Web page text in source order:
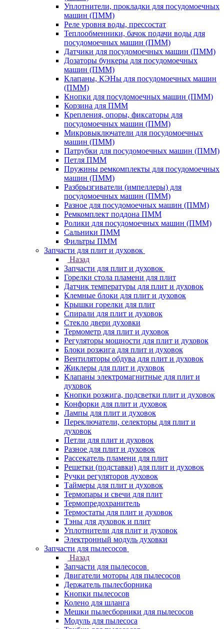
Уплотнители, прокладки для посудомоечных
машин (ПММ)
Реле уровня воды, прессостат
Теплообменники, бачок подачи воды для
посудомоечных машин (ПММ)
Датчики для посудомоечных машин (ПММ)
Дозаторы бункеры для посудомоечных
машин (ПММ)
Клапаны, КЭНы для посудомоечных машин
(ПММ)
Кнопки для посудомоечных машин (ПММ)
Корзина для ПММ
Крепления, опоры, фиксаторы для
посудомоечных машин (ПММ)
Микровыключатели для посудомоечных
машин (ПММ)
Патрубки для посудомоечных машин (ПММ)
Петля ПММ
Пружины ремкомплекты для посудомоечных
машин (ПММ)
Разбрызгиватели (импеллеры) для
посудомоечных машин (ПММ)
Разное для посудомоечных машин (ПММ)
Ремкомплект поддона ПММ
Ролики для посудомоечных машин (ПММ)
Сальники ПММ
Фильтры ПММ
Запчасти для плит и духовок
Назад
Запчасти для плит и духовок
Горелки стола пламени для плит
Датчик температуры для плит и духовок
Клемные блоки для плит и духовок
Крышки горелки для плит
Спирали для плит и духовок
Стекло двери духовки
Термометр для плит и духовок
Регуляторы мощности для плит и духовок
Блоки розжига для плит и духовок
Вентиляторы обдува для плит и духовок
Жиклеры для плит и духовок
Клапаны электромагнитные для плит и
духовок
Кнопки розжига, подсветки плит и духовок
Конфорки для плит и духовок
Лампы для плит и духовок
Переключатели, селекторы для плит и
духовок
Петли для плит и духовок
Разное для плит и духовок
Рассекатель пламени для плит
Решетки (подставки) для плит и духовок
Ручки регуляторов духовок
Таймеры для плит и духовок
Термопары и свечи для плит
Термопредохранитель
Термостаты для плит и духовок
Тэны для духовок и плит
Уплотнители для плит и духовок
Электронный модуль духовки
Запчасти для пылесосов
Назад
Запчасти для пылесосов
Двигатели моторы для пылесосов
Держатель пылесборника
Кнопки пылесосов
Колено для шланга
Мешки пылесборники для пылесосов
Модуль для пылесоса